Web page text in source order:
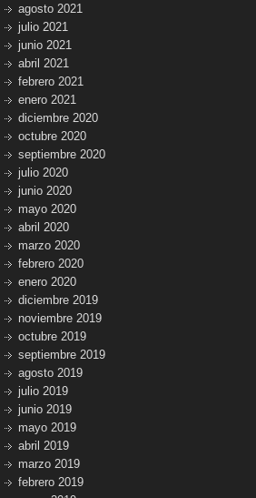
agosto 2021
julio 2021
junio 2021
abril 2021
febrero 2021
enero 2021
diciembre 2020
octubre 2020
septiembre 2020
julio 2020
junio 2020
mayo 2020
abril 2020
marzo 2020
febrero 2020
enero 2020
diciembre 2019
noviembre 2019
octubre 2019
septiembre 2019
agosto 2019
julio 2019
junio 2019
mayo 2019
abril 2019
marzo 2019
febrero 2019